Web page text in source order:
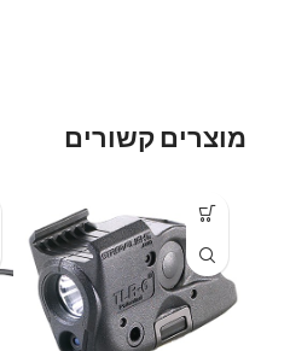
מוצרים קשורים